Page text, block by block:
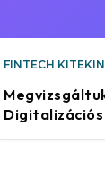
FINTECH
Digitalizációs